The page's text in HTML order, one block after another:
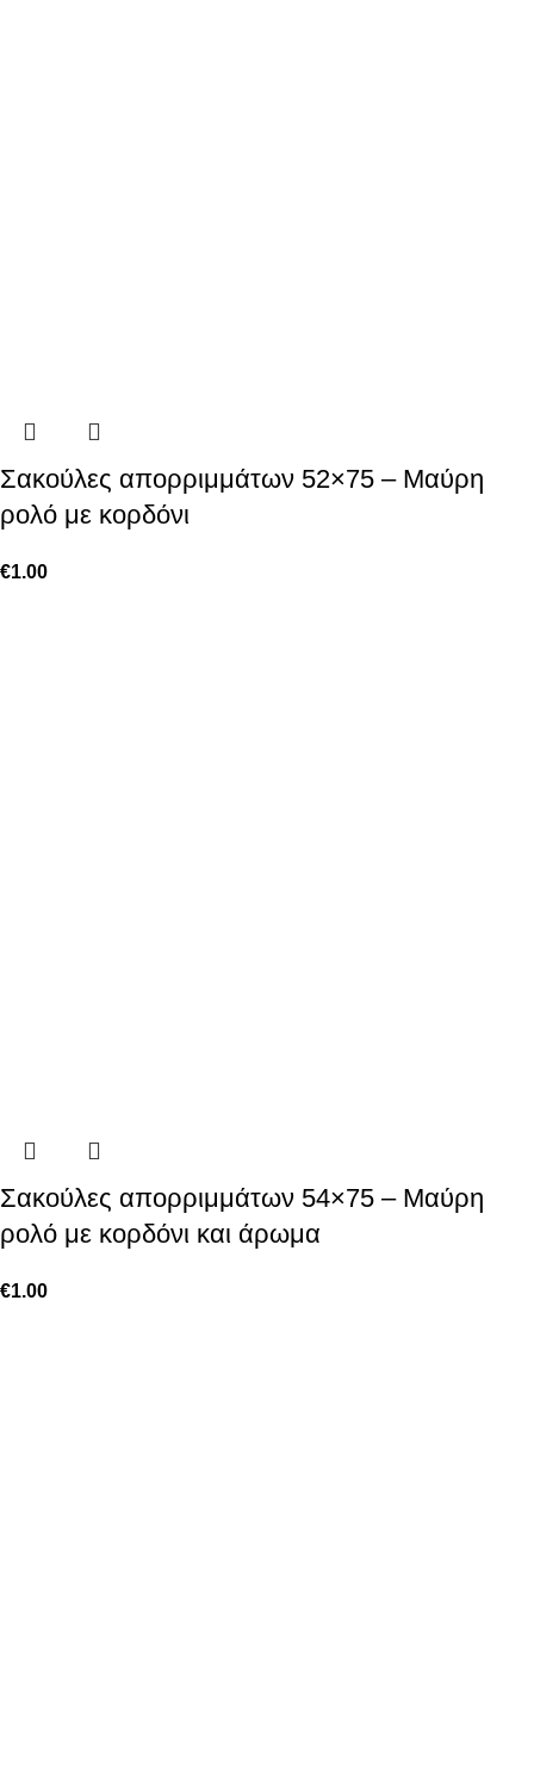
Σακούλες απορριμμάτων 52×75 – Μαύρη
ρολό με κορδόνι
€1.00
Σακούλες απορριμμάτων 54×75 – Μαύρη
ρολό με κορδόνι και άρωμα
€1.00